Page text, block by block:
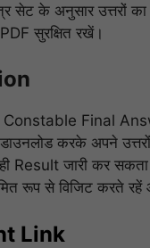
सेट के अनुसार उत्तरों का
सुरक्षित रखें।
Final
करके अपने
Result जारी कर सकता
रूप से विजिट करते
Link